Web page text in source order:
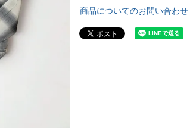
商品についてのお問い合わせ